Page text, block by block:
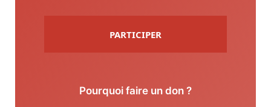
PARTICIPER
Pourquoi faire un don ?